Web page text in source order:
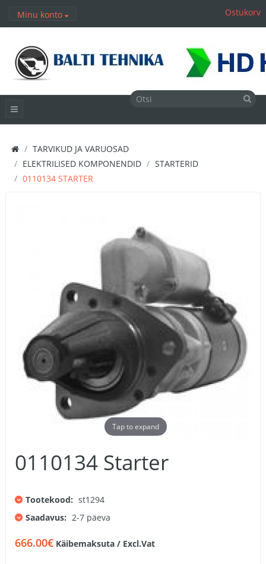
Minu konto Ostukorv
TARVIKUD JA VARUOSAD
ELEKTRILISED KOMPONENDID
STARTERID
0110134 STARTER
Tap to expand
0110134 Starter
Tootekood: st1294
Saadavus: 2-7 päeva
666.00€ Käibemaksuta / Excl.Vat